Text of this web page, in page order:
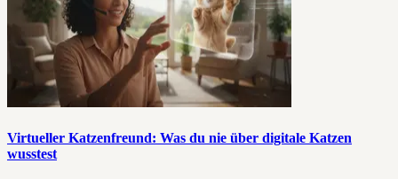
Virtueller Katzenfreund: Was du nie über digitale Katzen
wusstest